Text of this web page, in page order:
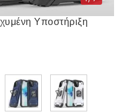
Υποστήριξη